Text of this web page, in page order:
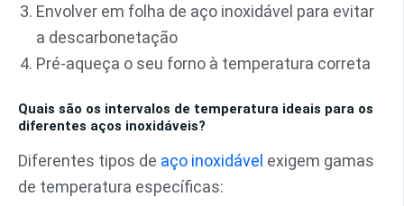
Envolver em folha de aço inoxidável para evitar
a descarbonetação
Pré-aqueça o seu forno à temperatura correta
Quais são os intervalos de temperatura ideais para os
diferentes aços inoxidáveis?
Diferentes tipos de aço inoxidável exigem gamas
de temperatura específicas: